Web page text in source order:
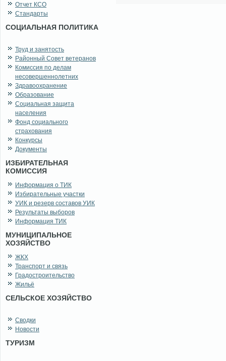
Отчет КСО
Стандарты
СОЦИАЛЬНАЯ ПОЛИТИКА
Труд и занятость
Районный Совет ветеранов
Комиссия по делам
несовершеннолетних
Здравоохранение
Образование
Социальная защита
населения
Фонд социального
страхования
Конкурсы
Документы
ИЗБИРАТЕЛЬНАЯ
КОМИССИЯ
Информация о ТИК
Избирательные участки
УИК и резерв составов УИК
Результаты выборов
Информация ТИК
МУНИЦИПАЛЬНОЕ
ХОЗЯЙСТВО
ЖКХ
Транспорт и связь
Градостроительство
Жильё
СЕЛЬСКОЕ ХОЗЯЙСТВО
Сводки
Новости
ТУРИЗМ